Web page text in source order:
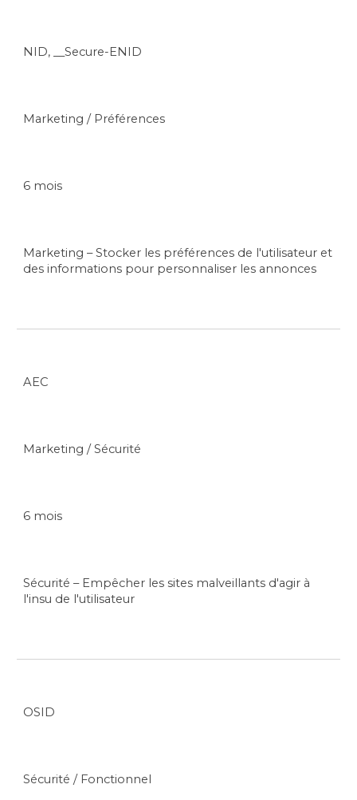
NID, __Secure-ENID
Marketing / Préférences
6 mois
Marketing – Stocker les préférences de l'utilisateur et
des informations pour personnaliser les annonces
AEC
Marketing / Sécurité
6 mois
Sécurité – Empêcher les sites malveillants d'agir à
l'insu de l'utilisateur
OSID
Sécurité / Fonctionnel